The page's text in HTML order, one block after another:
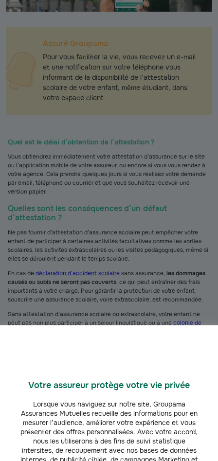
Votre assureur protège votre vie privée
Lorsque vous naviguez sur notre site, Groupama
Assurances Mutuelles recueille des informations pour en
mesurer l’audience, améliorer votre expérience et vous
présenter des offres personnalisées. Avec votre accord,
nous les utiliserons à des fins de suivi statistique
intersites, de recoupement avec nos bases de données
Assuré Groupama
Pour vous faciliter la vie, vous recevez un e-mail
et une notification sur votre téléphone vous
informant de la disponibilité de l’attestation
scolaire de votre enfant, même étudiant, dans
votre espace client.
Quel est le délai d’obtention de l’attestation ?
Vous obtiendrez immédiatement votre attestation d’assurance sur le site
ou l’application mobile de votre assureur, ou encore si vous vous rendez à
votre agence. Cela prendra quelques jours si vous réalisez votre demande
par email, téléphone ou courrier et que vous souhaitez recevoir une
version papier.
Quelles sont les conséquences d’un défaut
d’attestation ?
Ne pas fournir d’attestation d’assurance scolaire peut empêcher votre
enfant de participer à certaines activités facultatives comme les sorties
scolaires, les activités extrascolaires ou les visites pédagogiques, même si
elles se déroulent pendant le temps scolaire.
En cas dedéclaration d’accident scolairesans assurance, les dommages
causés ou subis ne seront pas couverts, ce qui peut entraîner des frais
importants à votre charge. Pour garantir la protection de votre enfant,
souscrire une assurance scolaire, voire extrascolaire, est recommandée.
Sans attestation d’assurance scolaire ou extrascolaire, votre enfant ne
peut pas non plus participer à un séjour linguistique ou à unecolonie de
d’assurance comprises dans vos contrats et listez les activités
périscolaires ou extrascolaires de votre enfant.
Les contrats d’assurance scolaire et extrascolaire comprennent au
minimum une partieresponsabilité civileet une partiegarantie individuelle
accident. Ces garanties sont généralement aussi incluses dans d’autres
contrats d’assurance tels qu’uneassurance multirisque habitation(MRH)
garantie accidents de la vie(GAV).
Si vous disposez déjà de l’un de ces contrats, vous pouvez contacter